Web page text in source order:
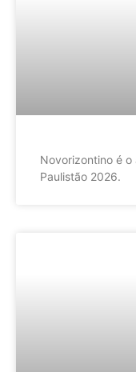
Novorizontino é
Paulistão 2026.